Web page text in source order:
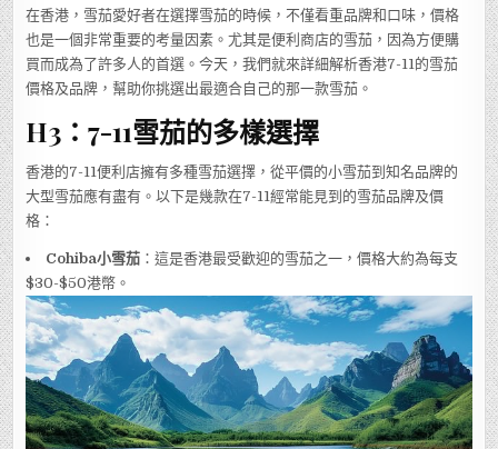
在香港，雪茄愛好者在選擇雪茄的時候，不僅看重品牌和口味，價格
也是一個非常重要的考量因素。尤其是便利商店的雪茄，因為方便購
買而成為了許多人的首選。今天，我們就來詳細解析香港7-11的雪茄
價格及品牌，幫助你挑選出最適合自己的那一款雪茄。
H3：7-11雪茄的多樣選擇
香港的7-11便利店擁有多種雪茄選擇，從平價的小雪茄到知名品牌的
大型雪茄應有盡有。以下是幾款在7-11經常能見到的雪茄品牌及價
格：
Cohiba小雪茄 ：這是香港最受歡迎的雪茄之一，價格大約為每支
$30-$50港幣。